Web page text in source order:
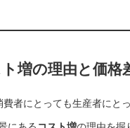
増の理由と価格
費者にとっても生産者にと